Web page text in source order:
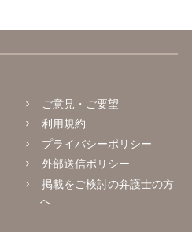
ご意見・ご要望
利用規約
プライバシーポリシー
外部送信ポリシー
掲載をご検討の弁護士の方
へ